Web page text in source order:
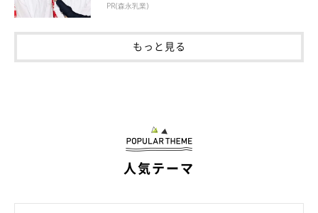
PR(森永乳業)
もっと見る
人気テーマ